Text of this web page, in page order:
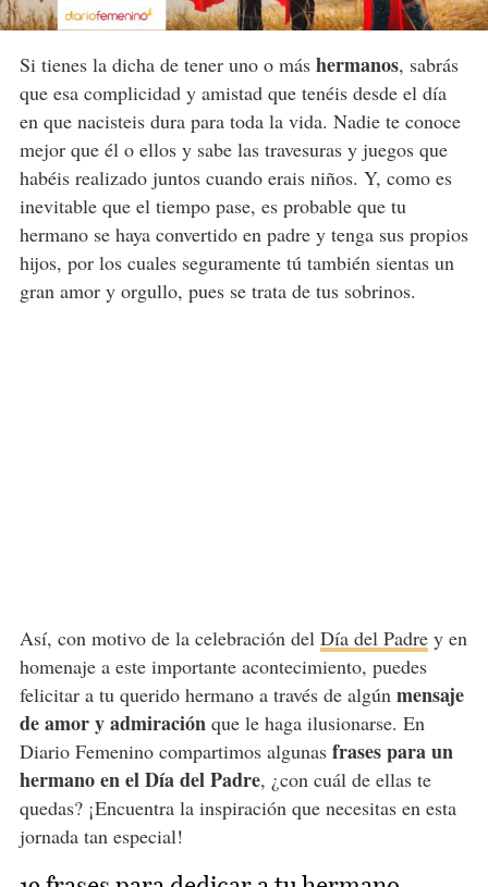
Si tienes la dicha de tener uno o más hermanos, sabrás
que esa complicidad y amistad que tenéis desde el día
en que nacisteis dura para toda la vida. Nadie te conoce
mejor que él o ellos y sabe las travesuras y juegos que
habéis realizado juntos cuando erais niños. Y, como es
inevitable que el tiempo pase, es probable que tu
hermano se haya convertido en padre y tenga sus propios
hijos, por los cuales seguramente tú también sientas un
gran amor y orgullo, pues se trata de tus sobrinos.
Así, con motivo de la celebración del Día del Padrey en
homenaje a este importante acontecimiento, puedes
felicitar a tu querido hermano a través de algún mensaje
de amor y admiración que le haga ilusionarse. En
Diario Femenino compartimos algunas frases para un
hermano en el Día del Padre, ¿con cuál de ellas te
quedas? ¡Encuentra la inspiración que necesitas en esta
jornada tan especial!